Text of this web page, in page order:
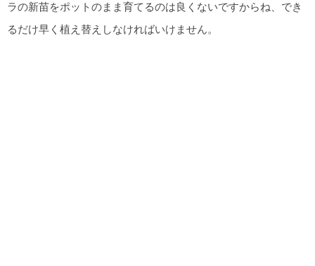
ラの新苗をポットのまま育てるのは良くないですからね、でき
るだけ早く植え替えしなければいけません。